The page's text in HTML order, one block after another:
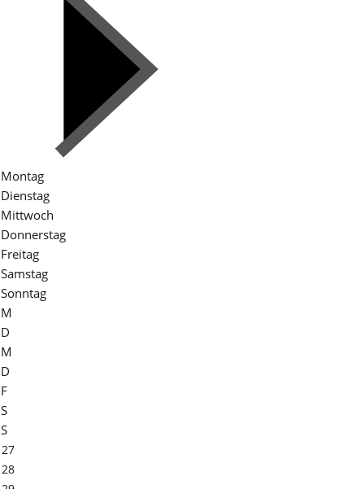
Montag
Dienstag
Mittwoch
Donnerstag
Freitag
Samstag
Sonntag
M
D
M
D
F
S
S
27
28